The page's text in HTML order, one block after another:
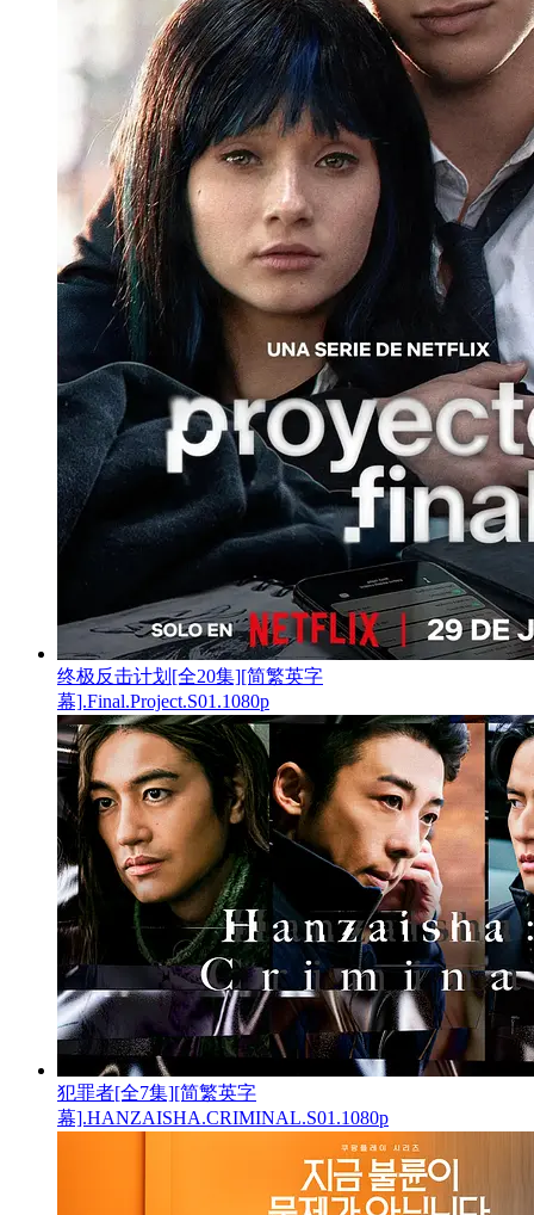
终极反击计划[全20集][简繁英字
幕].Final.Project.S01.1080p
犯罪者[全7集][简繁英字
幕].HANZAISHA.CRIMINAL.S01.1080p